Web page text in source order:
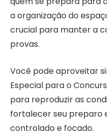
a organização do
crucial para manter a
provas.
Você pode aproveitar
Especial para o
para reproduzir as
fortalecer seu preparo
controlado e focado.